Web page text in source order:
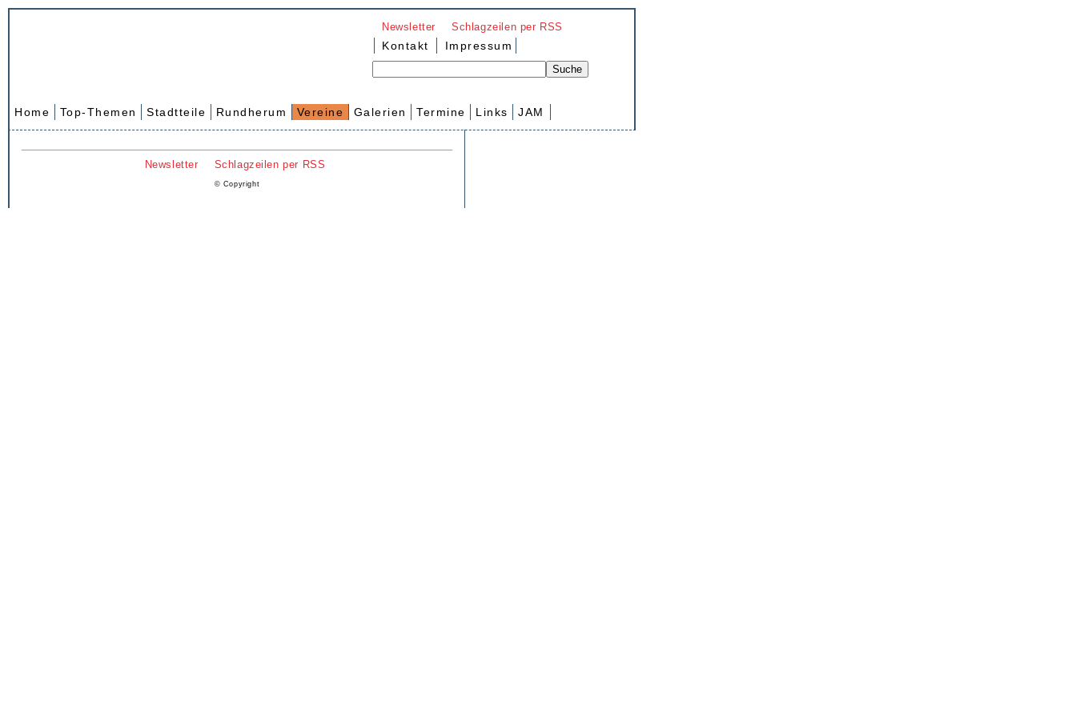
Newsletter Schlagzeilen per RSS
Kontakt Impressum
Home Top-Themen Stadtteile Rundherum Vereine Galerien Termine Links JAM
Newsletter Schlagzeilen per RSS
© Copyright